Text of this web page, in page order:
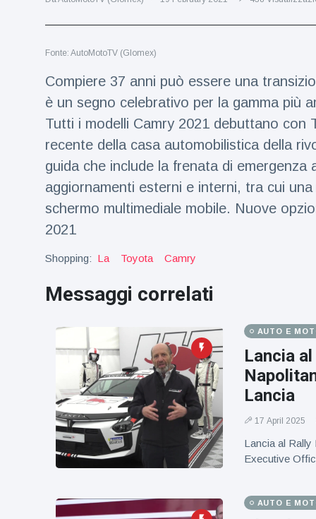
(77)
Dylan
Sprouse e
Barbara
Palvin
rivelano di
aspettare
bambina
15 July
49
Brown
incoraggia
sua figlia ad
15 July
71
Visualizzazioni
Anne
Hathaway
Tom
Holland 'il
sogni’
30
Visualizzazioni
Fonte: AutoMotoTV (Glomex)
Compiere 37 anni può essere una
è un segno celebrativo per la gamma più
Tutti i modelli Camry 2021 debuttano con
recente della casa automobilistica della
guida che include la frenata di
aggiornamenti esterni e interni, tra cui
schermo multimediale mobile. Nuove
2021
Shopping: La Toyota Camry
Messaggi correlati
AUTO E
Lancia
Lancia
17 April 2025
Lancia al
Executive
AUTO E